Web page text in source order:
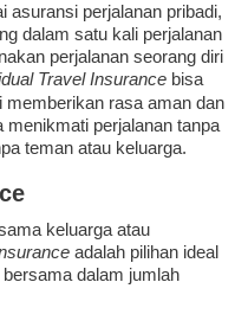
asuransi perjalanan pribadi,
dalam satu kali perjalanan
perjalanan seorang diri
Travel Insurance bisa
memberikan rasa aman dan
menikmati perjalanan tanpa
teman atau keluarga.
keluarga atau
adalah pilihan ideal
dalam jumlah